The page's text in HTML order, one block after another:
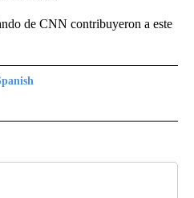
de CNN contribuyeron a este
TO RECEIVE NOTIFICATIONS ABOUT